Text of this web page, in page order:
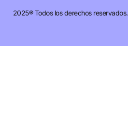
2025® Todos los derechos reservados.